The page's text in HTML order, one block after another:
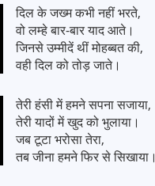
दिल के जख्म कभी नहीं भरते,
वो लम्हे बार-बार याद आते।
जिनसे उम्मीदें थीं मोहब्बत की,
वही दिल को तोड़ जाते।
तेरी हंसी में हमने सपना सजाया,
तेरी यादों में खुद को भुलाया।
जब टूटा भरोसा तेरा,
तब जीना हमने फिर से सिखाया।